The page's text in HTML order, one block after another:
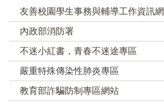
友善校園學生事務與輔導工作資訊網
內政部消防署
不迷小紅書，青春不迷途專區
嚴重特殊傳染性肺炎專區
教育部詐騙防制專區網站